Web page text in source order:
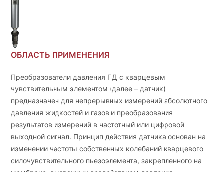
ОБЛАСТЬ ПРИМЕНЕНИЯ
Преобразователи давления ПД с кварцевым
чувствительным элементом (далее – датчик)
предназначен для непрерывных измерений абсолютного
давления жидкостей и газов и преобразования
результатов измерений в частотный или цифровой
выходной сигнал. Принцип действия датчика основан на
изменении частоты собственных колебаний кварцевого
силочувствительного пьезоэлемента, закрепленного на